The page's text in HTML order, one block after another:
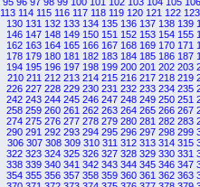
113 114 115 116 117 118 119 120 121 122 123
130 131 132 133 134 135 136 137 138 139
146 147 148 149 150 151 152 153 154 155
162 163 164 165 166 167 168 169 170 171
178 179 180 181 182 183 184 185 186 187
194 195 196 197 198 199 200 201 202 203
210 211 212 213 214 215 216 217 218 219
226 227 228 229 230 231 232 233 234 235
242 243 244 245 246 247 248 249 250 251
258 259 260 261 262 263 264 265 266 267
274 275 276 277 278 279 280 281 282 283
290 291 292 293 294 295 296 297 298 299
306 307 308 309 310 311 312 313 314 315
322 323 324 325 326 327 328 329 330 331
338 339 340 341 342 343 344 345 346 347
354 355 356 357 358 359 360 361 362 363